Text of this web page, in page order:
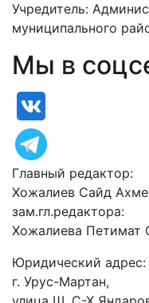
Учредитель:
муниципального
Мы в
Главный редактор:
Хожалиев Сайд
зам.гл.редактора:
Хожалиева Петимат
Юридический
г. Урус-Мартан,